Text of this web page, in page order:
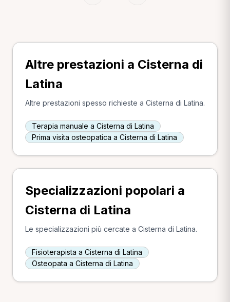
Altre prestazioni a Cisterna di
Latina
Altre prestazioni spesso richieste a Cisterna di Latina.
Terapia manuale a Cisterna di Latina
Prima visita osteopatica a Cisterna di Latina
Specializzazioni popolari a
Cisterna di Latina
Le specializzazioni più cercate a Cisterna di Latina.
Fisioterapista a Cisterna di Latina
Osteopata a Cisterna di Latina